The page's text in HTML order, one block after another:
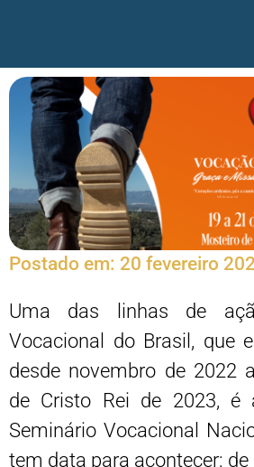
Postado em: 20 fevereiro
Uma das linhas de
Vocacional do Brasil, que
desde novembro de 2022
de Cristo Rei de 2023, é
Seminário Vocacional
tem data para acontecer: